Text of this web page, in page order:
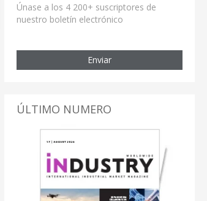
Únase a los 4 200+ suscriptores de
nuestro boletín electrónico
Enviar
ÚLTIMO NUMERO